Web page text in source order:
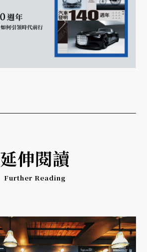
延伸閱讀
Further Reading